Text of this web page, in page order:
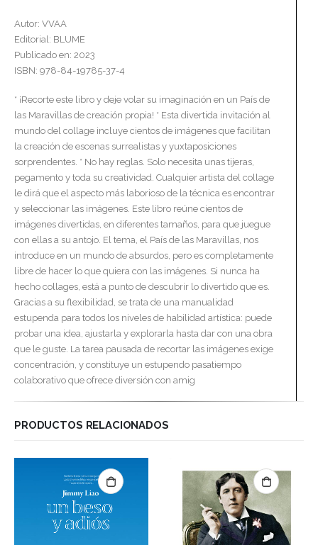
Autor: VVAA
Editorial: BLUME
Publicado en: 2023
ISBN: 978-84-19785-37-4
* ¡Recorte este libro y deje volar su imaginación en un País de
las Maravillas de creación propia! * Esta divertida invitación al
mundo del collage incluye cientos de imágenes que facilitan
la creación de escenas surrealistas y yuxtaposiciones
sorprendentes. * No hay reglas. Solo necesita unas tijeras,
pegamento y toda su creatividad. Cualquier artista del collage
le dirá que el aspecto más laborioso de la técnica es encontrar
y seleccionar las imágenes. Este libro reúne cientos de
imágenes divertidas, en diferentes tamaños, para que juegue
con ellas a su antojo. El tema, el País de las Maravillas, nos
introduce en un mundo de absurdos, pero es completamente
libre de hacer lo que quiera con las imágenes. Si nunca ha
hecho collages, está a punto de descubrir lo divertido que es.
Gracias a su flexibilidad, se trata de una manualidad
estupenda para todos los niveles de habilidad artística: puede
probar una idea, ajustarla y explorarla hasta dar con una obra
que le guste. La tarea pausada de recortar las imágenes exige
concentración, y constituye un estupendo pasatiempo
colaborativo que ofrece diversión con amig
PRODUCTOS RELACIONADOS